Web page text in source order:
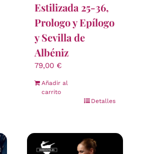
Estilizada 25-36,
Prologo y Epílogo
y Sevilla de
Albéniz
79,00 €
Añadir al
carrito
Detalles